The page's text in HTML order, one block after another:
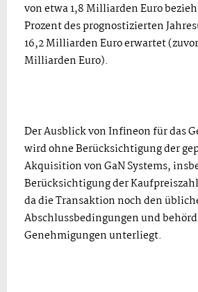
von etwa 1,8 Milliarden Euro
Prozent des prognostizierten
16,2 Milliarden Euro erwartet
Milliarden Euro).
Der Ausblick von Infineon für das
wird ohne Berücksichtigung der
Akquisition von GaN Systems,
Berücksichtigung der
da die Transaktion noch den
Abschlussbedingungen und
Genehmigungen unterliegt.